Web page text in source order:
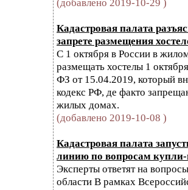
(добавлено 2019-10-29 )
Кадастровая палата
запрете размещения
С 1 октября в России в
размещать хостелы 1
ФЗ от 15.04.2019, который
кодекс РФ, де факто
жилых домах.
(добавлено 2019-10-08 )
Кадастровая палата
линию по вопросам
Эксперты ответят на
области В рамках